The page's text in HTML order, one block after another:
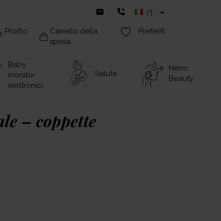
IT
Profilo
Carrello della
spesa
Preferiti
Baby
monitor
elettronici
Salute
Neno
Beauty
– coppette
assorbenti, proteggono efficacemente la